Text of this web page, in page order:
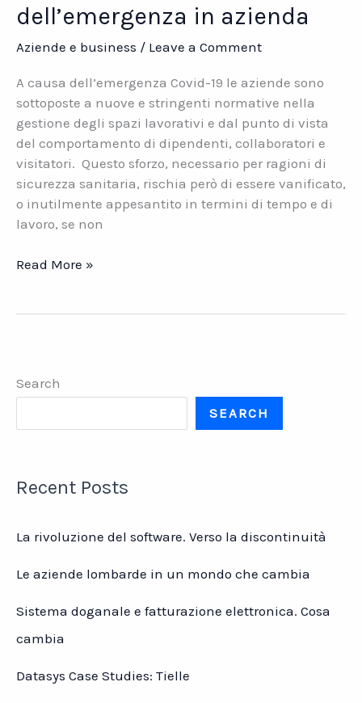
dell’emergenza in azienda
Aziende e business / Leave a Comment
A causa dell’emergenza Covid-19 le aziende sono
sottoposte a nuove e stringenti normative nella
gestione degli spazi lavorativi e dal punto di vista
del comportamento di dipendenti, collaboratori e
visitatori. Questo sforzo, necessario per ragioni di
sicurezza sanitaria, rischia però di essere vanificato,
o inutilmente appesantito in termini di tempo e di
lavoro, se non
Regulation
la
dell’emergenza
Read More »
Search
SEARCH
Recent Posts
La rivoluzione del software. Verso la discontinuità
Le aziende lombarde in un mondo che cambia
Sistema doganale e fatturazione elettronica. Cosa
cambia
Datasys Case Studies: Tielle